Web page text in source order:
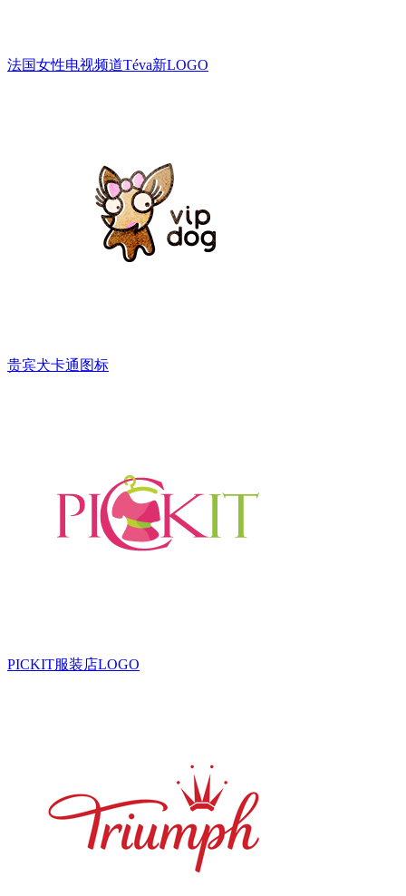
法国女性电视频道Téva新LOGO
贵宾犬卡通图标
PICKIT服装店LOGO